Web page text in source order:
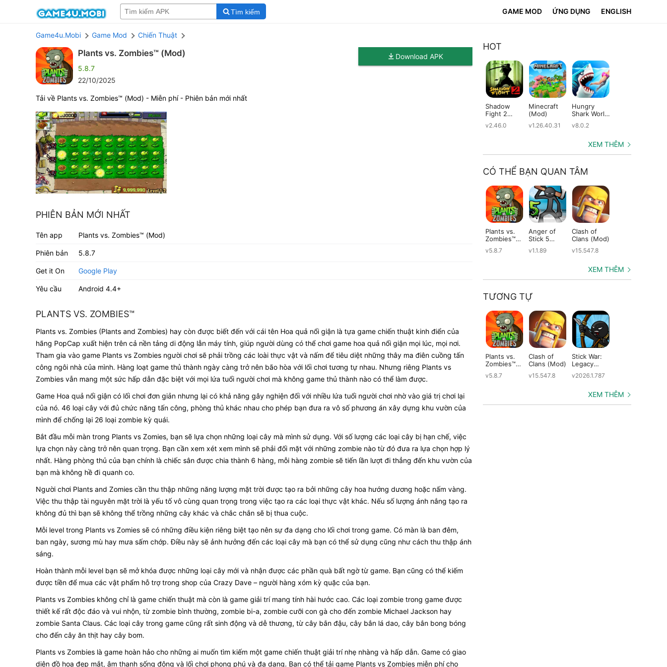
Tìm kiếm GAME MOD ỨNG DỤNG ENGLISH
Game4u.Mobi Game Mod Chiến Thuật
Download APK
Plants vs. Zombies™ (Mod)
5.8.7
22/10/2025
Tải về Plants vs. Zombies™ (Mod) - Miễn phí - Phiên bản mới nhất
PHIÊN BẢN MỚI NHẤT
Tên app Plants vs. Zombies™ (Mod)
Phiên bản 5.8.7
Get it On Google Play
Yêu cầu Android 4.4+
PLANTS VS. ZOMBIES™
Plants vs. Zombies (Plants and Zombies) hay còn được biết đến với cái tên Hoa quả nổi giận là tựa game chiến thuật kinh điển của
hãng PopCap xuất hiện trên cả nền tảng di động lẫn máy tính, giúp người dùng có thể chơi game hoa quả nổi giận mọi lúc, mọi nơi.
Tham gia vào game Plants vs Zombies người chơi sẽ phải trồng các loài thực vật và nấm để tiêu diệt những thây ma điên cuồng tấn
công ngôi nhà của mình. Hàng loạt game thủ thành ngày càng trở nên bão hòa với lối chơi tương tự nhau. Nhưng riêng Plants vs
Zombies vẫn mang một sức hấp dẫn đặc biệt với mọi lứa tuổi người chơi mà không game thủ thành nào có thể làm được.
Game Hoa quả nổi giận có lối chơi đơn giản nhưng lại có khả năng gây nghiện đối với nhiều lứa tuổi người chơi nhờ vào giá trị chơi lại
của nó. 46 loại cây với đủ chức năng tấn công, phòng thủ khác nhau cho phép bạn đưa ra vô số phương án xây dựng khu vườn của
mình để chống lại 26 loại zombie kỳ quái.
Bắt đầu mỗi màn trong Plants vs Zomies, bạn sẽ lựa chọn những loại cây mà mình sử dụng. Với số lượng các loại cây bị hạn chế, việc
lựa chọn này càng trở nên quan trọng. Bạn cần xem xét xem mình sẽ phải đối mặt với những zombie nào từ đó đưa ra lựa chọn hợp lý
nhất. Hàng phòng thủ của bạn chính là chiếc sân được chia thành 6 hàng, mỗi hàng zombie sẽ tiến lần lượt đi thẳng đến khu vườn của
bạn mà không hề đi quanh co.
Người chơi Plants and Zomies cần thu thập những năng lượng mặt trời được tạo ra bởi những cây hoa hướng dương hoặc nấm vàng.
Việc thu thập tài nguyên mặt trời là yếu tố vô cùng quan trọng trong việc tạo ra các loại thực vật khác. Nếu số lượng ánh nắng tạo ra
không đủ thì bạn sẽ không thể trồng những cây khác và chắc chắn sẽ bị thua cuộc.
Mỗi level trong Plants vs Zomies sẽ có những điều kiện riêng biệt tạo nên sự đa dạng cho lối chơi trong game. Có màn là ban đêm,
ban ngày, sương mù hay mưa sấm chớp. Điều này sẽ ảnh hưởng đến các loại cây mà bạn có thể sử dụng cũng như cách thu thập ánh
sáng.
Hoàn thành mỗi level bạn sẽ mở khóa được những loại cây mới và nhận được các phần quà bất ngờ từ game. Bạn cũng có thể kiếm
được tiền để mua các vật phẩm hỗ trợ trong shop của Crazy Dave – người hàng xóm kỳ quặc của bạn.
Plants vs Zombies không chỉ là game chiến thuật mà còn là game giải trí mang tính hài hước cao. Các loại zombie trong game được
thiết kế rất độc đáo và vui nhộn, từ zombie bình thường, zombie bi-a, zombie cưỡi con gà cho đến zombie Michael Jackson hay
zombie Santa Claus. Các loại cây trong game cũng rất sinh động và dễ thương, từ cây bắn đậu, cây bắn lá dao, cây bắn bong bóng
cho đến cây ăn thịt hay cây bom.
Plants vs Zombies là game hoàn hảo cho những ai muốn tìm kiếm một game chiến thuật giải trí nhẹ nhàng và hấp dẫn. Game có giao
diện đồ họa đẹp mắt, âm thanh sống động và lối chơi phong phú và đa dạng. Bạn có thể tải game Plants vs Zombies miễn phí cho
HOT
Shadow
Fight 2
v2.46.0
Minecraft
(Mod)
v1.26.40.31
Hungry
Shark World
v8.0.2
XEM THÊM
CÓ THỂ BẠN QUAN TÂM
Plants vs.
Zombies™
v5.8.7
Anger of
Stick 5
v1.1.89
Clash of
Clans (Mod)
v15.547.8
XEM THÊM
TƯƠNG TỰ
Plants vs.
Zombies™
v5.8.7
Clash of
Clans (Mod)
v15.547.8
Stick War:
Legacy
v2026.1.787
XEM THÊM